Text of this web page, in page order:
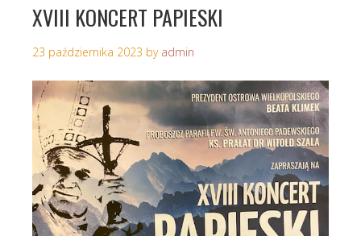
XVIII KONCERT PAPIESKI
23 października 2023 by admin